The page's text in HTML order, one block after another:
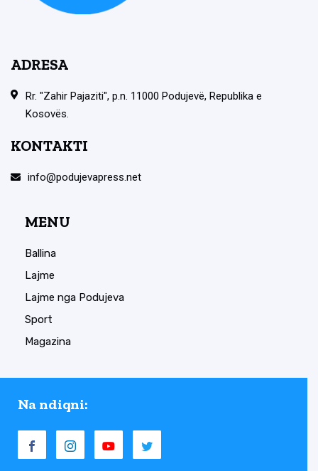
ADRESA
Rr. "Zahir Pajaziti", p.n. 11000 Podujevë, Republika e
Kosovës.
KONTAKTI
info@podujevapress.net
MENU
Ballina
Lajme
Lajme nga Podujeva
Sport
Magazina
Na ndiqni: